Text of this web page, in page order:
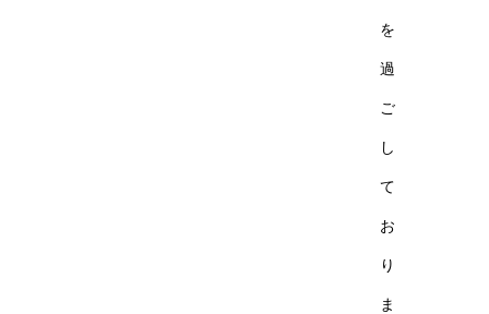
を
過
ご
し
て
お
り
ま